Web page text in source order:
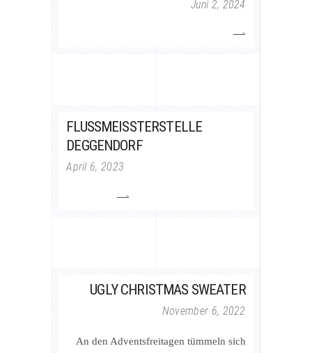
Juni 2, 2024
FLUSSMEISSTERSTELLE D
EGGENDORF
April 6, 2023
UGLY CHRISTMAS SWEATER
November 6, 2022
An den Adventsfreitagen tümmeln sich